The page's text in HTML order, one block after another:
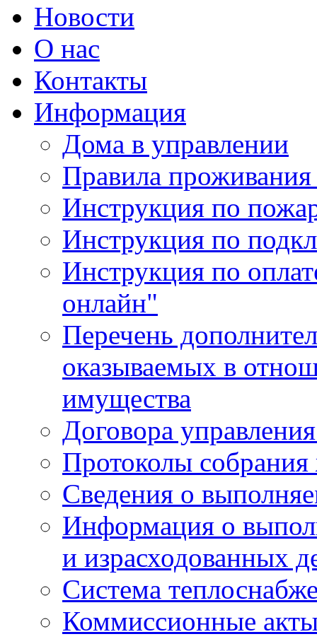
Новости
О нас
Контакты
Информация
Дома в управлении
Правила
Инструкция по
Инструкция по
Инструкция по
онлайн"
Перечень
оказываемых в
имущества
Договора
Протоколы
Сведения о
Информация о
и израсходованных
Система
Коммиссионные